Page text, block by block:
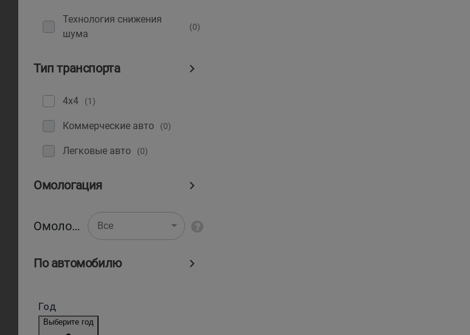
Технология снижения
шума
(0)
Тип транспорта
4x4 (1)
Коммерческие авто (0)
Легковые авто (0)
Омологация
Омологация Все
По автомобилю